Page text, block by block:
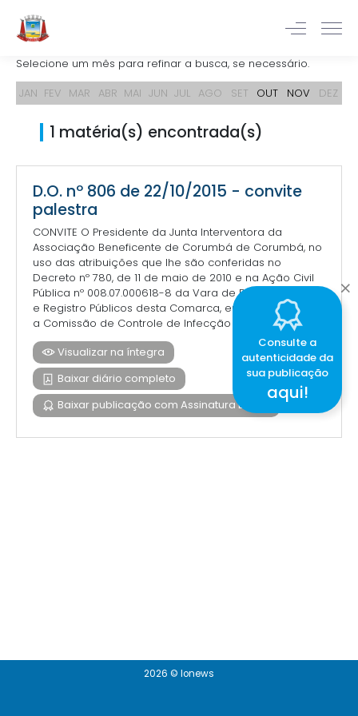
Selecione um mês para refinar a busca, se necessário.
JAN FEV MAR ABR MAI JUN JUL AGO SET OUT NOV DEZ
1 matéria(s) encontrada(s)
D.O. nº 806 de 22/10/2015 - convite
palestra
CONVITE O Presidente da Junta Interventora da
Associação Beneficente de Corumbá de Corumbá, no
uso das atribuições que lhe são conferidas no
Decreto nº 780, de 11 de maio de 2010 e na Ação Civil
Pública nº 008.07.000618-8 da Vara de Fazenda Pública
e Registro Públicos desta Comarca, em conjunto com
a Comissão de Controle de Infecção Hospitalar,...
Visualizar na íntegra
Baixar diário completo
Baixar publicação com Assinatura Digital
2026 © Ionews
Consulte a
autenticidade da
sua publicação
aqui!